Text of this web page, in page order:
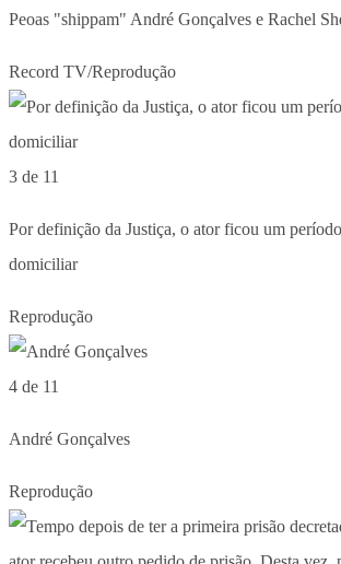
Peoas "shippam" André Gonçalves e Rachel
Record TV/Reprodução
3 de 11
Por definição da Justiça, o ator ficou um
domiciliar
Reprodução
4 de 11
André Gonçalves
Reprodução